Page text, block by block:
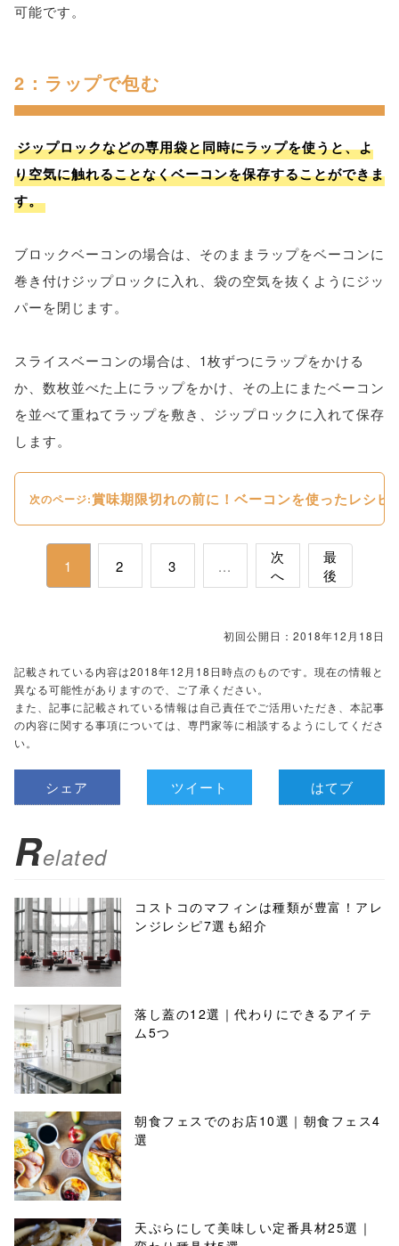
可能です。
2：ラップで包む
ジップロックなどの専用袋と同時にラップを使うと、よ
り空気に触れることなくベーコンを保存することができま
す。
ブロックベーコンの場合は、そのままラップをベーコンに
巻き付けジップロックに入れ、袋の空気を抜くようにジッ
パーを閉じます。
スライスベーコンの場合は、1枚ずつにラップをかける
か、数枚並べた上にラップをかけ、その上にまたベーコン
を並べて重ねてラップを敷き、ジップロックに入れて保存
します。
次のページ:賞味期限切れの前に！ベーコンを使ったレシピ
1 2 3 ...
次
へ
最
後
初回公開日：2018年12月18日
記載されている内容は2018年12月18日時点のものです。現在の情報と
異なる可能性がありますので、ご了承ください。
また、記事に記載されている情報は自己責任でご活用いただき、本記事
の内容に関する事項については、専門家等に相談するようにしてくださ
い。
シェア ツイート はてブ
Related
コストコのマフィンは種類が豊富！アレ
ンジレシピ7選も紹介
落し蓋の12選｜代わりにできるアイテ
ム5つ
朝食フェスでのお店10選｜朝食フェス4
選
天ぷらにして美味しい定番具材25選｜